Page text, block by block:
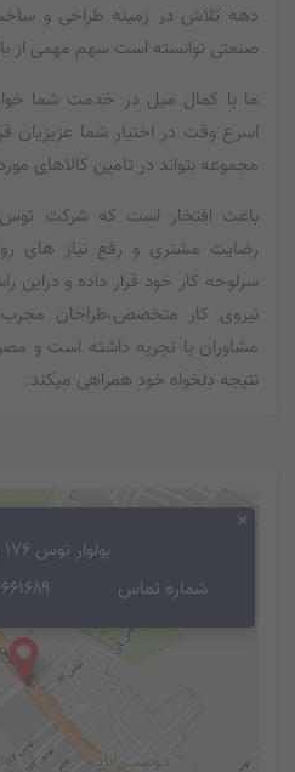
دهه تلاش در زمینه طراحی و
صنعتی توانسته است سهم مهمی از
ما با کمال میل در خدمت شما
اسرع وقت در اختیار شما عزیزیان
مجموعه بتواند در تامین کالاهای
باعث افتخار است که شرکت
رضایت مشتری و رفع نیاز های
سرلوحه کار خود قرار داده و دراین
نیروی کار متخصص،طراحان
مشاوران با تجربه داشته است و
نتیجه دلخواه خود همراهی میکند.
بولوار توس 176 پلاک 38
شماره تماس
×